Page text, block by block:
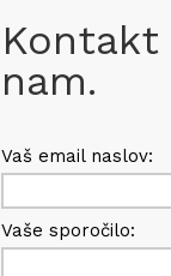
nam.
Vaš email naslov:
Vaše sporočilo: